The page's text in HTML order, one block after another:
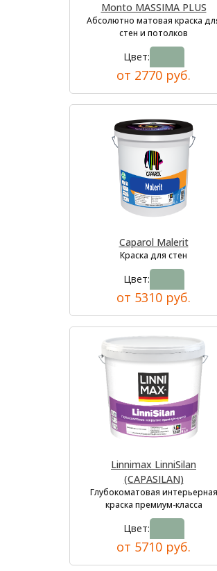
Monto MASSIMA PLUS
Абсолютно матовая краска
стен и потолков
Цвет:
от 2770 руб.
Caparol Malerit
Краска для стен
Цвет:
от 5310 руб.
Linnimax LinniSilan
(CAPASILAN)
Глубокоматовая интерьерная
краска премиум-класса
Цвет:
от 5710 руб.